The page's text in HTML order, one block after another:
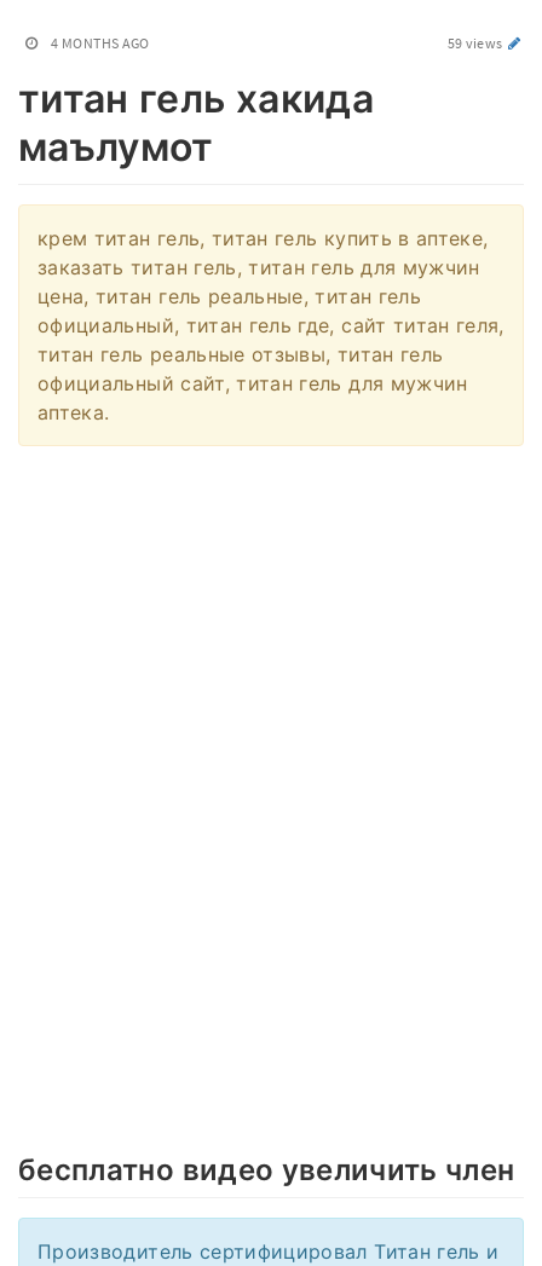
4 MONTHS AGO 59 views
титан гель хакида
маълумот
крем титан гель, титан гель купить в аптеке,
заказать титан гель, титан гель для мужчин
цена, титан гель реальные, титан гель
официальный, титан гель где, сайт титан геля,
титан гель реальные отзывы, титан гель
официальный сайт, титан гель для мужчин
аптека.
бесплатно видео увеличить член
Производитель сертифицировал Титан гель и